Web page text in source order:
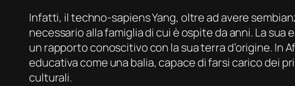
Infatti, il techno-sapiensYang, oltre ad avere
necessario alla famiglia di cui è ospite da anni. La
un rapporto conoscitivo con la sua terra d’origine. In
educativa come una balia, capace di farsi carico dei
culturali.